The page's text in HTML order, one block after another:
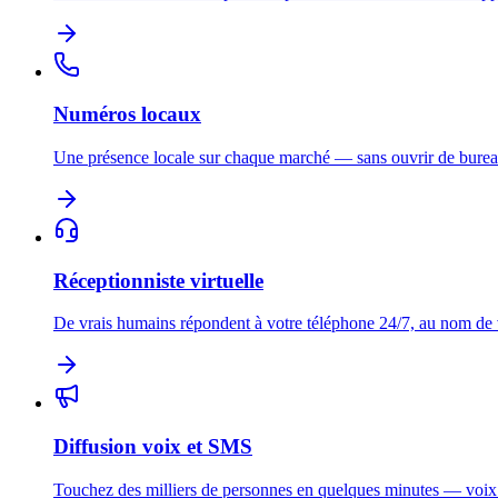
Numéros locaux
Une présence locale sur chaque marché — sans ouvrir de
Réceptionniste virtuelle
De vrais humains répondent à votre téléphone 24/7, au nom de
Diffusion voix et SMS
Touchez des milliers de personnes en quelques minutes —